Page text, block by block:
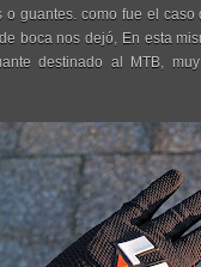
o guantes. como fue el caso
boca nos dejó, En esta
destinado al MTB,